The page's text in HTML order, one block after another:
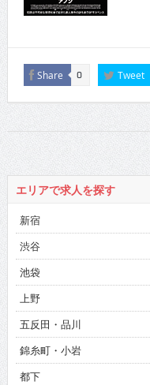
Share 0 Tweet
エリアで求人を探す
新宿
渋谷
池袋
上野
五反田・品川
錦糸町・小岩
都下